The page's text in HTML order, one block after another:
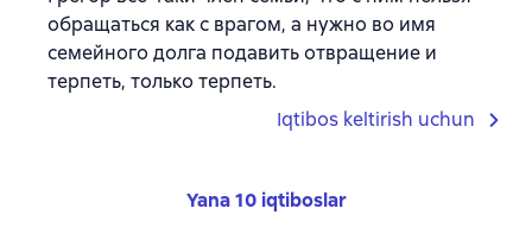
обращаться как с врагом, а нужно во имя
семейного долга подавить отвращение и
терпеть, только терпеть.
Iqtibos keltirish uchun
Yana 10 iqtiboslar